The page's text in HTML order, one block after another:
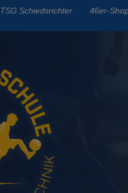
TSG Schiedsrichter 46er-